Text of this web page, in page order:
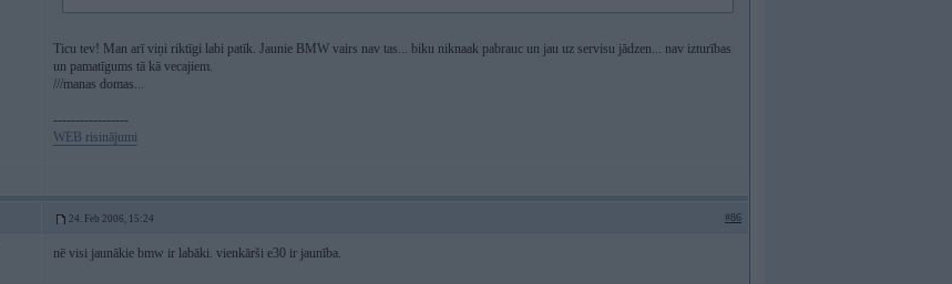
Ticu tev! Man arī viņi riktīgi labi patīk. Jaunie BMW vairs nav tas... biku niknaak pabrauc un jau uz servisu jādzen... nav izturības
un pamatīgums tā kā vecajiem.
///manas domas...
-----------------
WEB risinājumi
24. Feb 2006, 15:24 #86
nē visi jaunākie bmw ir labāki. vienkārši e30 ir jaunība.